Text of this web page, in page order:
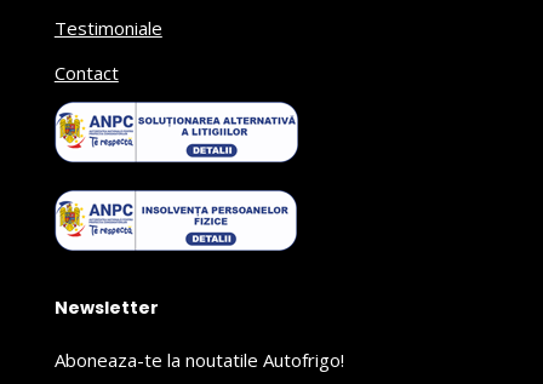
Testimoniale
Contact
Newsletter
Aboneaza-te la noutatile Autofrigo!